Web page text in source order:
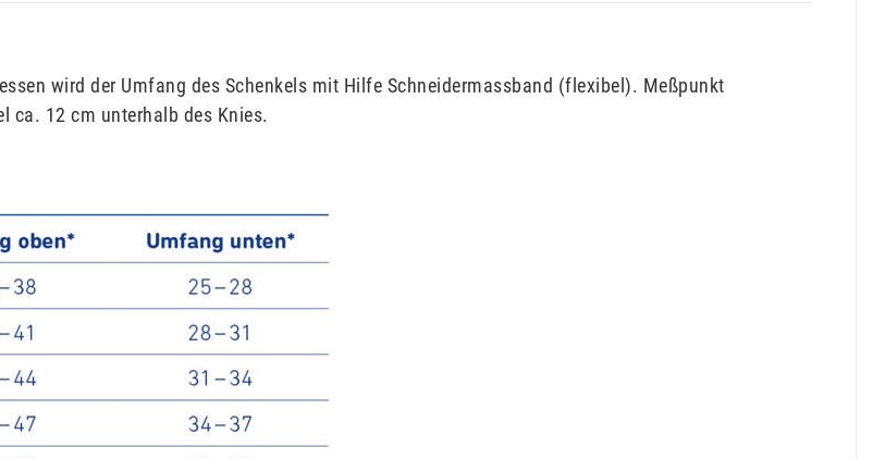
wird der Umfang des Schenkels mit Hilfe Schneidermassband (flexibel). Meßpunkt
ca. 12 cm unterhalb des Knies.